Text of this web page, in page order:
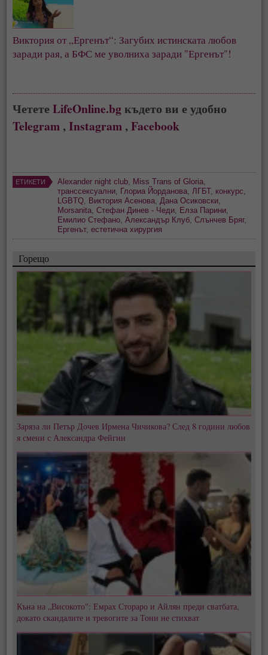
Виктория от „Ергенът“: Загубих истинската любов
заради рая, а БФС ме уволниха заради "Ергенът"!
ЧететеLifeOnline.bgкъдето ви е удобно
Telegram ,Instagram ,Facebook
ЕТИКЕТИ Alexander night club Miss Trans of Gloria
транссексуални
Глориа Йорданова ЛГБТ, конкурс
LGBTQ
Виктория Асенова Дана Осиковски
Morsanita ,Стефан Динев - Чеди Елза Парини
Емилио Стефано ,Александър Клуб ,Слънчев Бряг,
Ергенът,естетична хирургия
Горещо
Заряза ли Петър Дочев Ирмена Чичикова? След 8 години любов
я смени с Александра Фейгин
Къна на „Високото": Емрах Стораро и Айлян преди сватбата,
докато скандалите и тревогите за Тони не стихват